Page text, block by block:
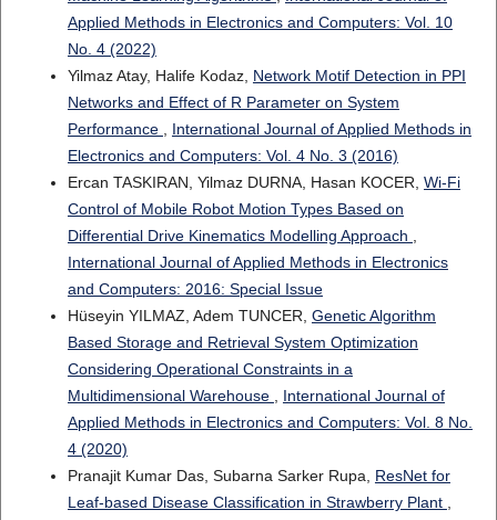
Applied Methods in Electronics and Computers: Vol. 10
No. 4 (2022)
Yilmaz Atay, Halife Kodaz, Network Motif Detection in PPI
Networks and Effect of R Parameter on System
Performance
International Journal of Applied Methods in
Electronics and Computers: Vol. 4 No. 3 (2016)
Ercan TASKIRAN, Yilmaz DURNA, Hasan KOCER, Wi-Fi
Control of Mobile Robot Motion Types Based on
Differential Drive Kinematics Modelling Approach
International Journal of Applied Methods in Electronics
and Computers: 2016: Special Issue
Hüseyin YILMAZ, Adem TUNCER, Genetic Algorithm
Based Storage and Retrieval System Optimization
Considering Operational Constraints in a
Multidimensional Warehouse
International Journal of
Applied Methods in Electronics and Computers: Vol. 8 No.
4 (2020)
Pranajit Kumar Das, Subarna Sarker Rupa, ResNet for
Leaf-based Disease Classification in Strawberry Plant